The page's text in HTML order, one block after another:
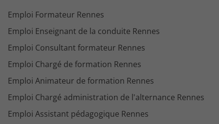
Emploi Formateur Rennes
Emploi Enseignant de la conduite Rennes
Emploi Consultant formateur Rennes
Emploi Chargé de formation Rennes
Emploi Animateur de formation Rennes
Emploi Chargé administration de l'alternance Rennes
Emploi Assistant pédagogique Rennes